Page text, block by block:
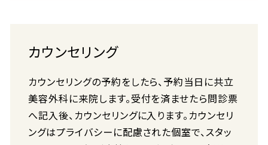
カウンセリング
カウンセリングの予約をしたら、予約当日に共立
美容外科に来院します。受付を済ませたら問診票
へ記入後、カウンセリングに入ります。カウンセリ
ングはプライバシーに配慮された個室で、スタッ